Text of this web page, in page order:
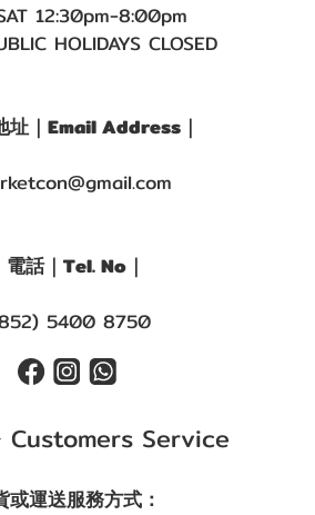
12:30pm-8:00pm
HOLIDAYS CLOSED
址｜Email Address｜
電話｜Tel. No｜
5400 8750
Customers Service
或運送服務方式：